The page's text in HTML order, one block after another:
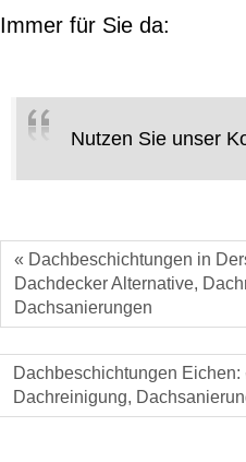
Immer für Sie da:
Nutzen Sie unser
« Dachbeschichtungen in
Dachdecker Alternative,
Dachsanierungen
Dachbeschichtungen
Dachreinigung,